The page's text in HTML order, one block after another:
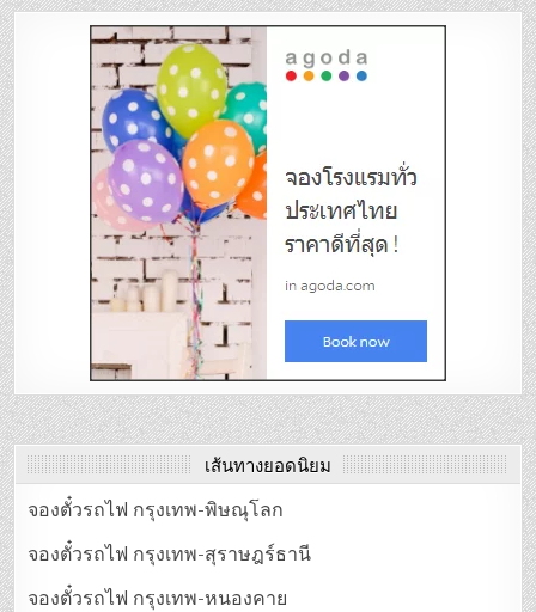
เส้นทางยอดนิยม
จองตั๋วรถไฟ กรุงเทพ-พิษณุโลก
จองตั๋วรถไฟ กรุงเทพ-สุราษฎร์ธานี
จองตั๋วรถไฟ กรุงเทพ-หนองคาย